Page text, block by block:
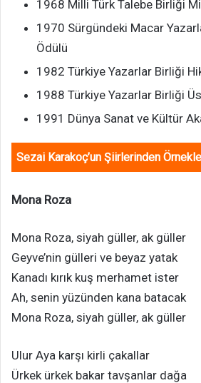
1968 Milli Türk Talebe Birliği
1970 Sürgündeki Macar
Ödülü
1982 Türkiye Yazarlar Birliği
1988 Türkiye Yazarlar Birliği
1991 Dünya Sanat ve Kültür
Sezai Karakoç’un Şiirlerinden
Mona Roza
Mona Roza, siyah güller, ak güller
Geyve’nin gülleri ve beyaz yatak
Kanadı kırık kuş merhamet ister
Ah, senin yüzünden kana batacak
Mona Roza, siyah güller, ak güller
Ulur Aya karşı kirli çakallar
Ürkek ürkek bakar tavşanlar dağa